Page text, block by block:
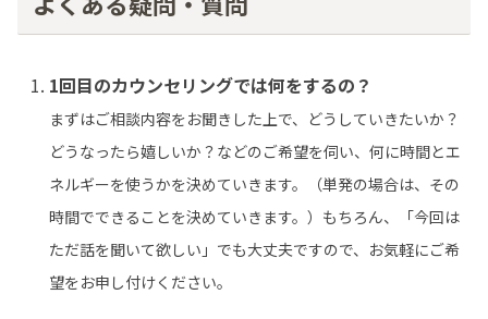
1回目のカウンセリングでは何をするの？
まずはご相談内容をお聞きした上で、どうしていきたいか？
どうなったら嬉しいか？などのご希望を伺い、何に時間とエ
ネルギーを使うかを決めていきます。（単発の場合は、その
時間でできることを決めていきます。） もちろん、「今回は
ただ話を聞いて欲しい」でも大丈夫ですので、お気軽にご希
望をお申し付けください。